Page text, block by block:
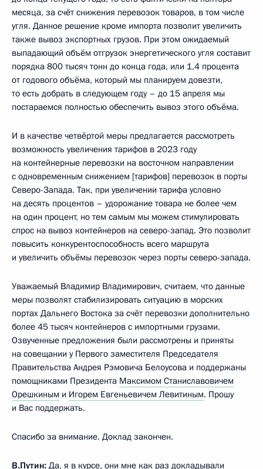
месяца, за счёт снижения перевозок товаров, в том числе
угля. Данное решение кроме импорта позволит увеличить
также вывоз экспортных грузов. При этом ожидаемый
выпадающий объём отгрузок энергетического угля составит
порядка 800 тысяч тонн до конца года, или 1,4 процента
от годового объёма, который мы планируем довезти,
то есть добрать в следующем году – до 15 апреля мы
постараемся полностью обеспечить вывоз этого объёма.
И в качестве четвёртой меры предлагается рассмотреть
возможность увеличения тарифов в 2023 году
на контейнерные перевозки на восточном направлении
с одновременным снижением [тарифов] перевозок в порты
Северо-Запада. Так, при увеличении тарифа условно
на десять процентов – удорожание товара не более чем
на один процент, но тем самым мы можем стимулировать
спрос на вывоз контейнеров на северо-запад. Это позволит
повысить конкурентоспособность всего маршрута
и увеличить объёмы перевозок через порты северо-запада.
Уважаемый Владимир Владимирович, считаем, что данные
меры позволят стабилизировать ситуацию в морских
портах Дальнего Востока за счёт перевозки дополнительно
более 45 тысяч контейнеров с импортными грузами.
Озвученные предложения были рассмотрены и приняты
на совещании у Первого заместителя Председателя
Правительства Андрея Рэмовича Белоусова и поддержаны
помощниками Президента Максимом Станиславовичем
Орешкиным и Игорем Евгеньевичем Левитиным. Прошу
и Вас поддержать.
Спасибо за внимание. Доклад закончен.
В.Путин: Да, я в курсе, они мне как раз докладывали